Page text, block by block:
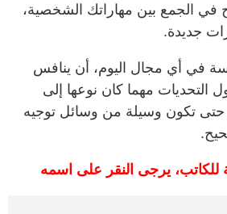
في الجمع بين مهاراتك الشخصية،
جديدة.
في أي مجال اليوم، أن ينافس
مهما كان نوعها إلى
حتى تكون وسيلة من وسائل توجيه
للكاتب، يرجى النقر على اسمه